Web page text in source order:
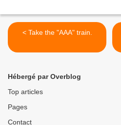
< Take the "AAA" train.
Hébergé par Overblog
Top articles
Pages
Contact